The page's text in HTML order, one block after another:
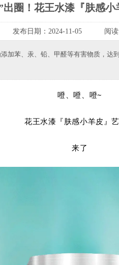
出圈！花王水漆『肤感
发布日期： 2024-11-05 阅读
加苯、汞、铅、甲醛等有害物质，
噔、噔、噔~
花王水漆『肤感小羊皮』
来了